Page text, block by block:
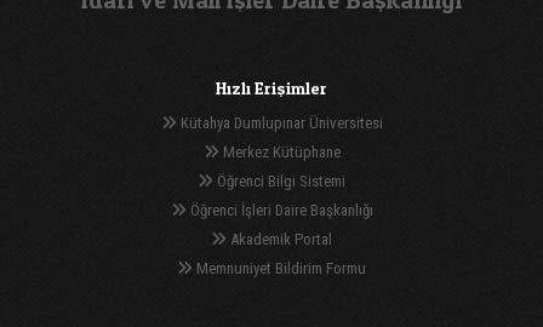
Hızlı Erişimler
Kütahya Dumlupınar Üniversitesi
Merkez Kütüphane
Öğrenci Bilgi Sistemi
Öğrenci İşleri Daire Başkanlığı
Akademik Portal
Memnuniyet Bildirim Formu